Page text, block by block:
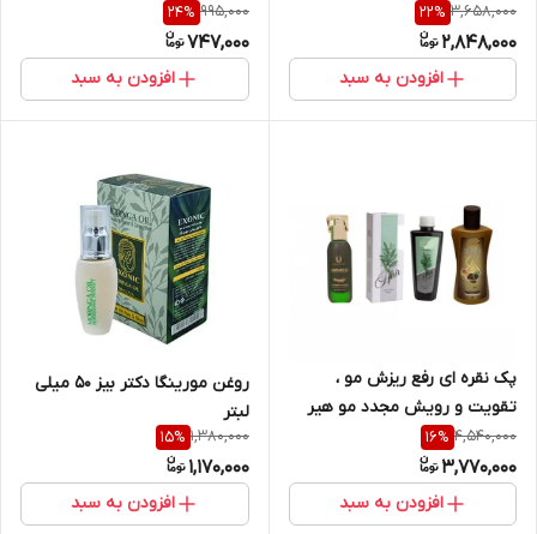
3,658,000
22%
2,848,000
افزودن به سبد
995,000
24%
747,000
افزودن به سبد
پک نقره ای رفع ریزش مو ،
تقویت و رویش مجدد مو هیر
فرند
4,540,000
16%
3,770,000
افزودن به سبد
روغن مورینگا دکتر بیز ۵۰ میلی
لبتر
1,380,000
15%
1,170,000
افزودن به سبد